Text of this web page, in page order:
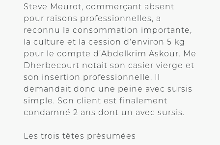
Steve Meurot, commerçant absent
pour raisons professionnelles, a
reconnu la consommation importante,
la culture et la cession d’environ 5 kg
pour le compte d’Abdelkrim Askour. Me
Dherbecourt notait son casier vierge et
son insertion professionnelle. Il
demandait donc une peine avec sursis
simple. Son client est finalement
condamné 2 ans dont un avec sursis.
Les trois têtes présumées